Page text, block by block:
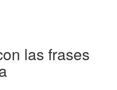
las frases